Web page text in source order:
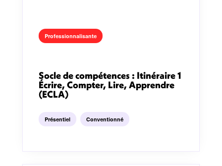
Professionnalisante
Socle de compétences : Itinéraire 1
Écrire, Compter, Lire, Apprendre
(ECLA)
Présentiel Conventionné